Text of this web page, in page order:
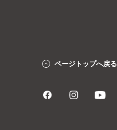
ページトップへ戻る